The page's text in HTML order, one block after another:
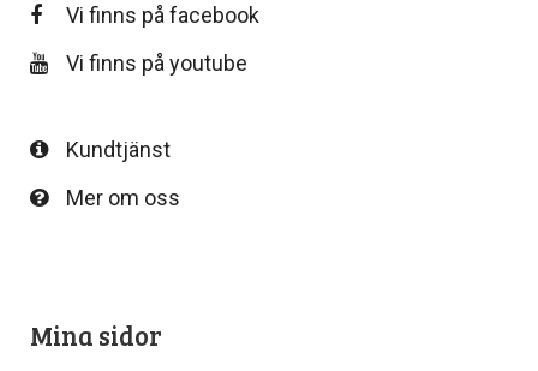
Vi finns på facebook
Vi finns på youtube
Kundtjänst
Mer om oss
Mina sidor